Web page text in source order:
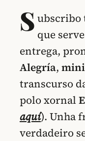
S ubscribo
que
entrega,
Alegría,
transcurso
polo xornal
aquí). Unha
verdadeiro